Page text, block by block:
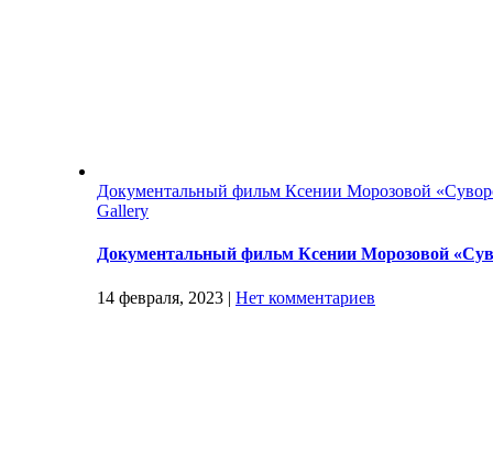
Документальный фильм Ксении Морозовой
Gallery
Документальный фильм Ксении Морозовой
14 февраля, 2023 | Нет комментариев